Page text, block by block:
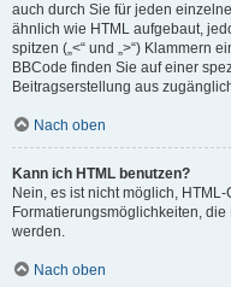
auch durch Sie für jeden
ähnlich wie HTML aufgebaut,
spitzen („<“ und „>“) Klammern
BBCode finden Sie auf einer
Beitragserstellung aus
Nach oben
Kann ich HTML benutzen?
Nein, es ist nicht möglich,
Formatierungsmöglichkeiten,
werden.
Nach oben